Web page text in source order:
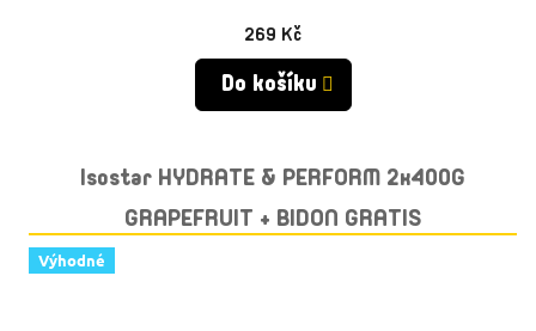
269 Kč
Do košíku
Isostar HYDRATE & PERFORM 2x400G
GRAPEFRUIT + BIDON GRATIS
Výhodné